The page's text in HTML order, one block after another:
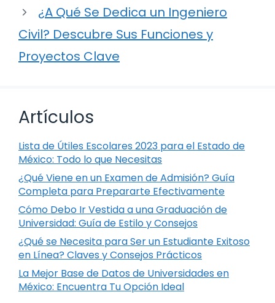
¿A Qué Se Dedica un Ingeniero
Civil? Descubre Sus Funciones y
Proyectos Clave
Artículos
Lista de Útiles Escolares 2023 para el Estado de
México: Todo lo que Necesitas
¿Qué Viene en un Examen de Admisión? Guía
Completa para Prepararte Efectivamente
Cómo Debo Ir Vestida a una Graduación de
Universidad: Guía de Estilo y Consejos
¿Qué se Necesita para Ser un Estudiante Exitoso
en Línea? Claves y Consejos Prácticos
La Mejor Base de Datos de Universidades en
México: Encuentra Tu Opción Ideal